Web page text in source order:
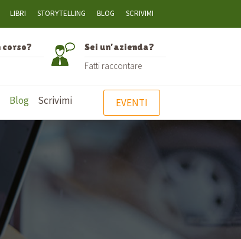
LIBRI STORYTELLING BLOG SCRIVIMI
Sei un’azienda?
Fatti raccontare
Blog Scrivimi EVENTI